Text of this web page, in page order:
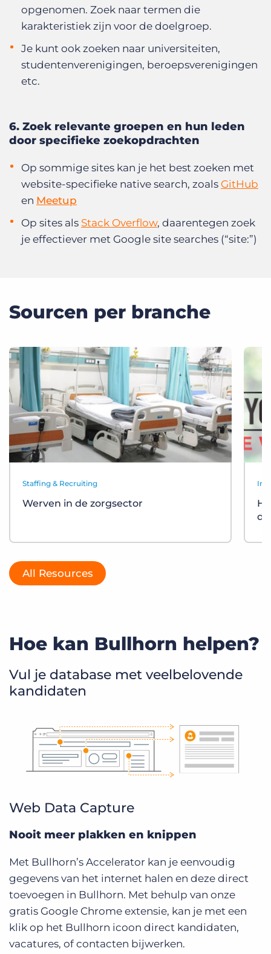
opgenomen. Zoek naar termen die
karakteristiek zijn voor de doelgroep.
Je kunt ook zoeken naar universiteiten,
studentenverenigingen, beroepsverenigingen
etc.
6. Zoek relevante groepen en hun leden
door specifieke zoekopdrachten
Op sommige sites kan je het best zoeken met
website-specifieke native search, zoals GitHub
en Meetup
Op sites als Stack Overflow, daarentegen zoek
je effectiever met Google site searches (“site:”)
Sourcen per branche
Staffing & Recruiting
Werven in de zorgsector
All Resources
Hoe kan Bullhorn helpen?
Vul je database met veelbelovende
kandidaten
Web Data Capture
Nooit meer plakken en knippen
Met Bullhorn’s Accelerator kan je eenvoudig
gegevens van het internet halen en deze direct
toevoegen in Bullhorn. Met behulp van onze
gratis Google Chrome extensie, kan je met een
klik op het Bullhorn icoon direct kandidaten,
vacatures, of contacten bijwerken.